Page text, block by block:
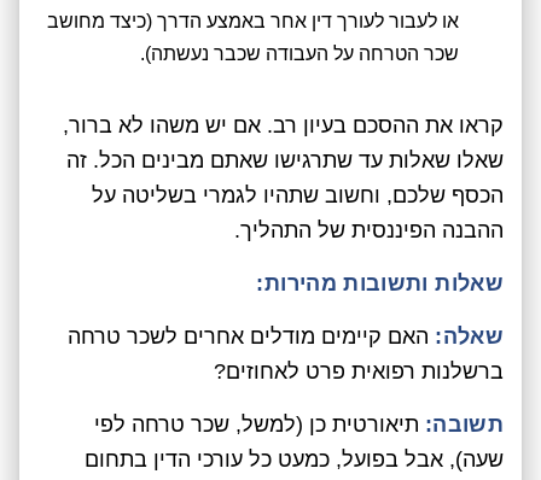
או לעבור לעורך דין אחר באמצע הדרך (כיצד מחושב
שכר הטרחה על העבודה שכבר נעשתה).
קראו את ההסכם בעיון רב. אם יש משהו לא ברור,
שאלו שאלות עד שתרגישו שאתם מבינים הכל. זה
הכסף שלכם, וחשוב שתהיו לגמרי בשליטה על
ההבנה הפיננסית של התהליך.
שאלות ותשובות מהירות:
שאלה: האם קיימים מודלים אחרים לשכר טרחה
ברשלנות רפואית פרט לאחוזים?
תשובה: תיאורטית כן (למשל, שכר טרחה לפי
שעה), אבל בפועל, כמעט כל עורכי הדין בתחום